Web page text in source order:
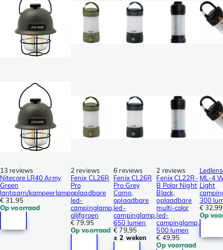
13 reviews
Nitecore LR40 Army
Green
lantaarn/kampeerlamp
€ 31,95
Op voorraad
2 reviews
Fenix CL26R
Pro
oplaadbare
led-
campinglamp,
olijfgroen
€ 79,95
Op voorraad
6 reviews
Fenix CL26R
Pro Grey
Camo,
oplaadbare
led-
campinglamp,
650 lumen
€ 79,95
± 2 weken
2 reviews
Fenix CL22R-
B Polar Night
Black,
oplaadbare
multi-color
led-
campinglamp,
500 lumen
€ 49,95
Op voorraad
ML-4
Light
300
€ 32,99
Op